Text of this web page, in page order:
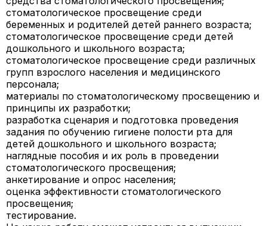
стоматологическое просвещение среди
беременных и родителей детей раннего возраста;
стоматологическое просвещение среди детей
дошкольного и школьного возраста;
стоматологическое просвещение среди различных
групп взрослого населения и медицинского
персонала;
материалы по стоматологическому просвещению и
принципы их разработки;
разработка сценария и подготовка проведения
задания по обучению гигиене полости рта для
детей дошкольного и школьного возраста;
наглядные пособия и их роль в проведении
стоматологического просвещения;
анкетирование и опрос населения;
оценка эффективности стоматологического
просвещения;
тестирование.